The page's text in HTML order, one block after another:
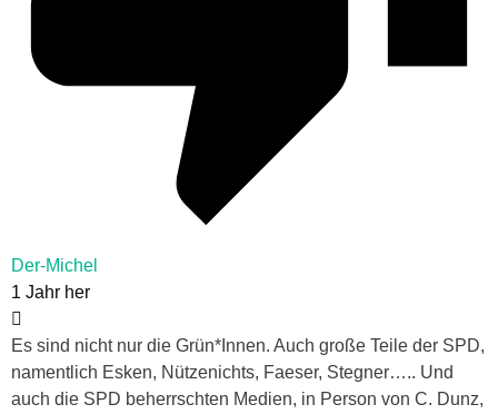
Der-Michel
1 Jahr her
Es sind nicht nur die Grün*Innen. Auch große Teile der SPD,
namentlich Esken, Nützenichts, Faeser, Stegner….. Und
auch die SPD beherrschten Medien, in Person von C. Dunz,